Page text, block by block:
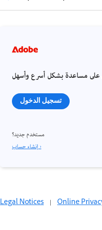
مساعدة بشكل أسرع وأسهل
تسجيل الدخول
مستخدم جديد؟
إنشاء حساب ›
Legal Notices | Online